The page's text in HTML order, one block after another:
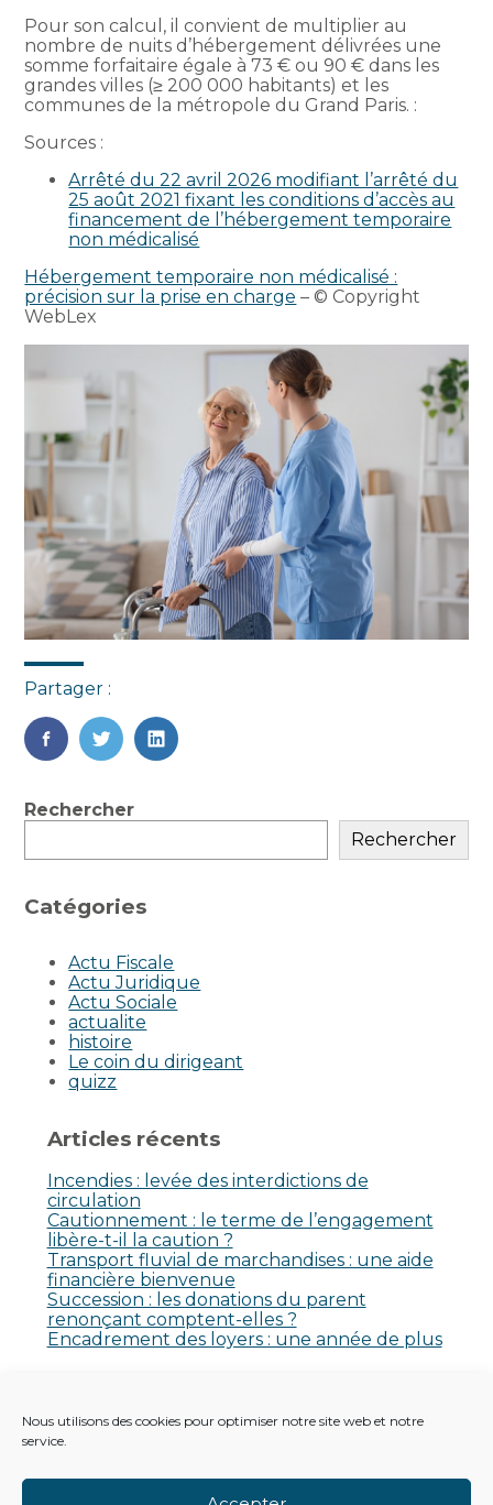
Nous utilisons des cookies pour optimiser notre site web et notre
service.
Pour son calcul, il convient de multiplier au
nombre de nuits d’hébergement délivrées une
somme forfaitaire égale à 73 € ou 90 € dans les
grandes villes (≥ 200 000 habitants) et les
communes de la métropole du Grand Paris. :
Sources :
Arrêté du 22 avril 2026 modifiant l’arrêté du
25 août 2021 fixant les conditions d’accès au
financement de l’hébergement temporaire
non médicalisé
Hébergement temporaire non médicalisé :
précision sur la prise en charge – © Copyright
WebLex
Partager :
FaceBook
TwitterLinkedIn
Blog
Rechercher
Rechercher
Catégories
Actu Fiscale
Actu Juridique
Actu Sociale
actualite
histoire
Le coin du dirigeant
quizz
Articles récents
Incendies : levée des interdictions de
circulation
Cautionnement : le terme de l’engagement
libère-t-il la caution ?
Transport fluvial de marchandises : une aide
financière bienvenue
Succession : les donations du parent
renonçant comptent-elles ?
Encadrement des loyers : une année de plus
Aucun commentaire à afficher.